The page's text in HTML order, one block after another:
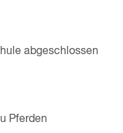
abgeschlossen
Pferden